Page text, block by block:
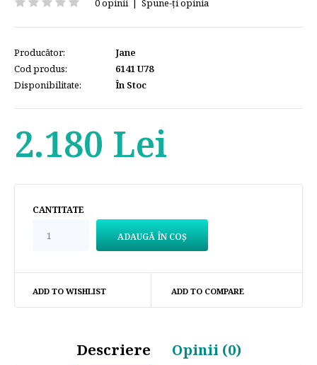
0 opinii| Spune-ţi opinia
Producător:
Jane
Cod produs:
6141 U78
Disponibilitate:
În Stoc
2.180 Lei
CANTITATE
ADD TO WISHLIST ADD TO COMPARE
Descriere Opinii (0)